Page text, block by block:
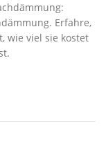
Erfahre,
wie viel sie kostet